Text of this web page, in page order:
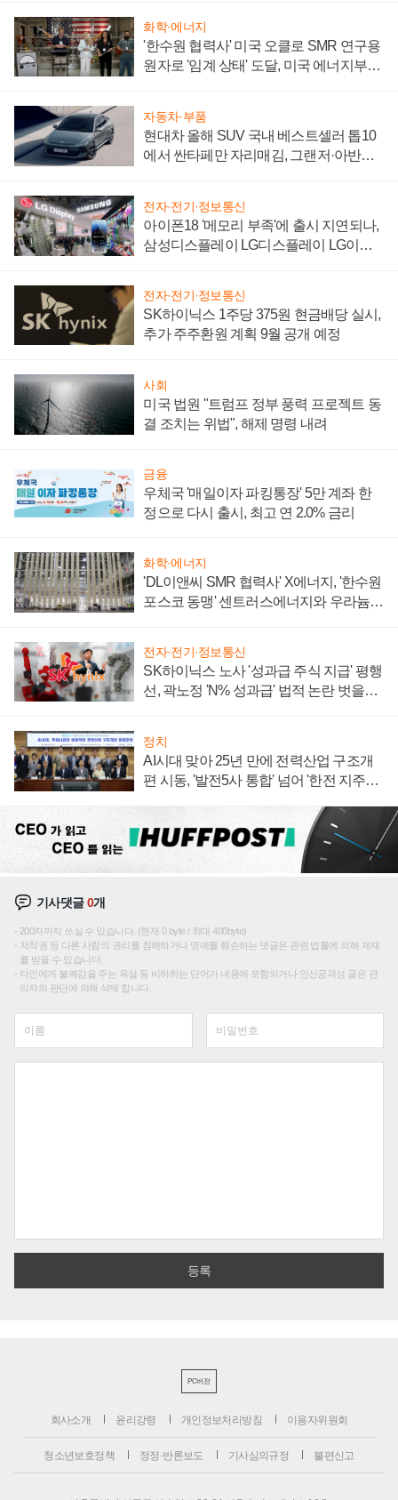
화학·에너지
'한수원 협력사' 미국 오클로 SMR 연구용
원자로 '임계 상태' 도달, 미국 에너지부
자동차·부품
현대차 올해 SUV 국내 베스트셀러 톱10
에서 싼타페만 자리매김, 그랜저·아반떼
전자·전기·정보통신
아이폰18 '메모리 부족'에 출시 지연되나,
삼성디스플레이 LG디스플레이 LG이노
전자·전기·정보통신
SK하이닉스 1주당 375원 현금배당 실시,
추가 주주환원 계획 9월 공개 예정
사회
미국 법원 "트럼프 정부 풍력 프로젝트 동
결 조치는 위법", 해제 명령 내려
금융
우체국 '매일이자 파킹통장' 5만 계좌 한
정으로 다시 출시, 최고 연 2.0% 금리
화학·에너지
'DL이앤씨 SMR 협력사' X에너지, '한수원
포스코 동맹' 센트러스에너지와 우라늄
전자·전기·정보통신
SK하이닉스 노사 '성과급 주식 지급' 평행
선, 곽노정 'N% 성과급' 법적 논란 벗을지
정치
AI시대 맞아 25년 만에 전력산업 구조개
편 시동, '발전5사 통합' 넘어 '한전 지주사'
기사댓글0개
200자까지 쓰실 수 있습니다. (현재 0 byte / 최대 400byte)
저작권 등 다른 사람의 권리를 침해하거나 명예를 훼손하는 댓글은 관련 법률에 의해 제재
를 받을 수 있습니다.
타인에게 불쾌감을 주는 욕설 등 비하하는 단어가 내용에 포함되거나 인신공격성 글은 관
리자의 판단에 의해 삭제 합니다.
PC버전
회사소개 윤리강령 개인정보처리방침 이용자위원회
청소년보호정책 정정·반론보도 기사심의규정 불편신고